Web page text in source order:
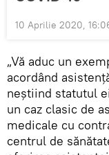
10 Aprilie 2020,
„Vă aduc un
acordând
neștiind statutul
un caz clasic de
medicale cu
centrul de